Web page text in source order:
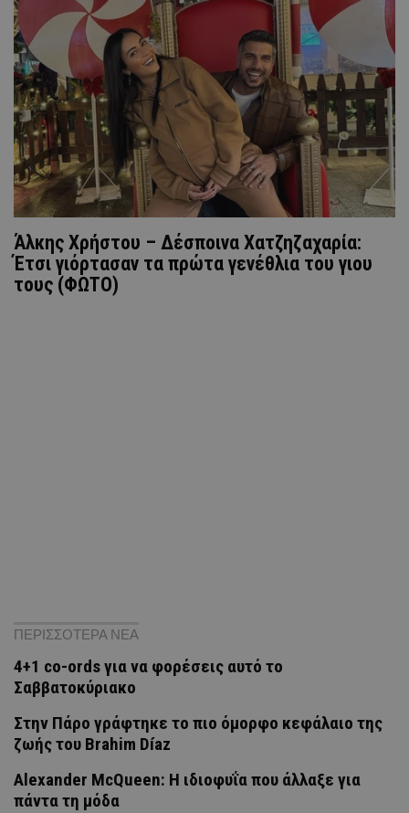
Άλκης Χρήστου – Δέσποινα Χατζηζαχαρία:
Έτσι γιόρτασαν τα πρώτα γενέθλια του γιου
τους (ΦΩΤΟ)
ΠΕΡΙΣΣΟΤΕΡΑ ΝΕΑ
4+1 co-ords για να φορέσεις αυτό το
Σαββατοκύριακο
Στην Πάρο γράφτηκε το πιο όμορφο κεφάλαιο της
ζωής του Brahim Díaz
Alexander McQueen: Η ιδιοφυΐα που άλλαξε για
πάντα τη μόδα